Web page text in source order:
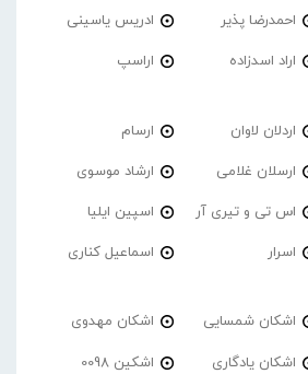
احمدرضا پذیر ادریس یاسینی
اراد اسدزاده اراسپ
اردلان لاوان ارسام
ارسلان غلامی ارشاد موسوی
اس تی و تیری آر اسپین ایلیا
اسرار اسماعیل کناری
اشکان شمسایی اشکان مهدوی
اشکان یادگاری اشکین 0098